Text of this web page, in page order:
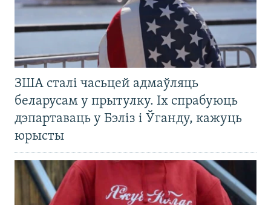
ЗША сталі часьцей адмаўляць
беларусам у прытулку. Іх спрабуюць
дэпартаваць у Бэліз і Ўганду, кажуць
юрысты